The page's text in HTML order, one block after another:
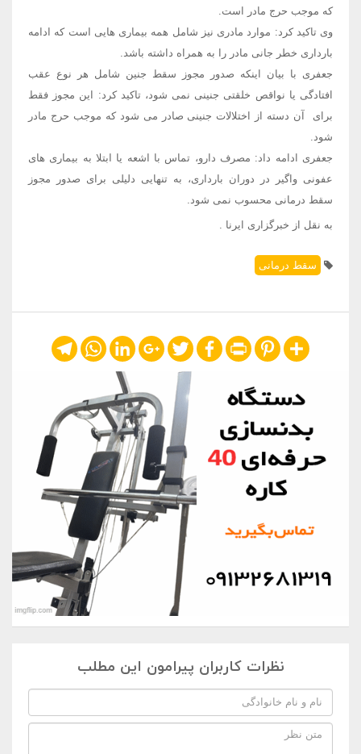
که موجب حرج مادر است.
وی تاکید کرد: موارد مادری نیز شامل همه بیماری هایی است که ادامه
بارداری خطر جانی مادر را به همراه داشته باشد.
جعفری با بیان اینکه صدور مجوز سقط جنین شامل هر نوع عقب
افتادگی یا نواقص خلقتی جنینی نمی شود، تاکید کرد: این مجوز فقط
برای آن دسته از اختلالات جنینی صادر می شود که موجب حرج مادر
شود.
جعفری ادامه داد: مصرف دارو، تماس با اشعه یا ابتلا به بیماری های
عفونی واگیر در دوران بارداری، به تنهایی دلیلی برای صدور مجوز
سقط درمانی محسوب نمی شود.
به نقل از خبرگزاری ایرنا .
سقط درمانی
Share
Pinterest
Print
Facebook
Twitter
Google+
LinkedIn
WhatsApp
Telegram
نظرات کاربران پیرامون این مطلب